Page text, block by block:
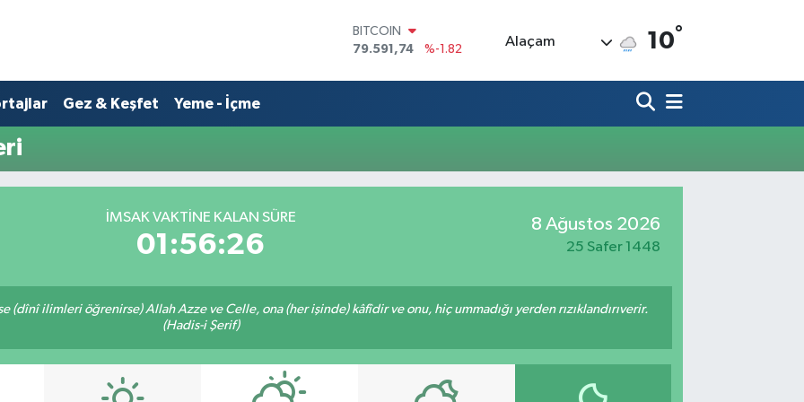
BITCOIN
79.591,74
%-1.82
G.ALTIN
Alaçam 10°
Gez & Keşfet Yeme - İçme
İMSAK VAKTİNE KALAN SÜRE
01:56:26
8 Ağustos 2026
25 Safer 1448
(dînî ilimleri öğrenirse) Allah Azze ve Celle, ona (her işinde) kâfîdir ve onu, hiç ummadığı yerden rızıklandırıverir.
(Hadis-i Şerif)